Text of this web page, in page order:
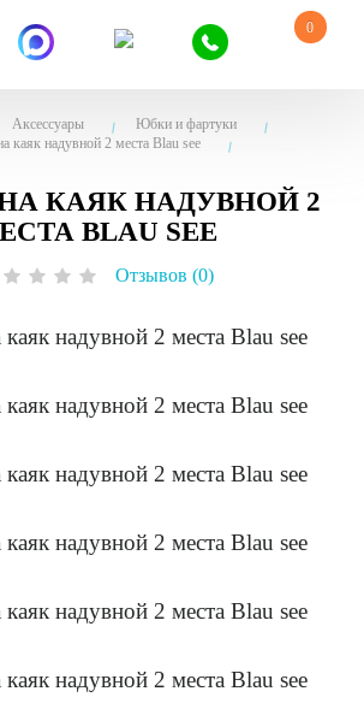
0
Аксессуары
Юбки и фартуки
каяк надувной 2 места Blau see
КАЯК НАДУВНОЙ 2
BLAU SEE
Отзывов (0)